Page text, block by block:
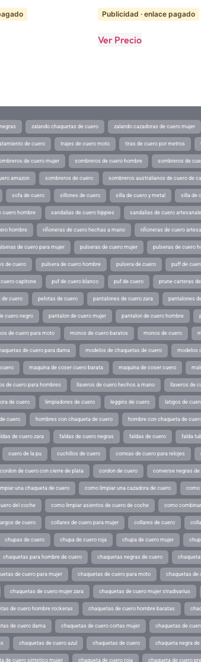
Publicidad · enlace pagado
Ver Precio
zalando chaquetas de cuero zalando cazadoras de cuero mujer
de cuero trajes de cuero moto tiras de cuero por metros
de cuero mujer sombreros de cuero hombre sombreros de
amazon sombreros de cuero sombreros australianos de cuero de
sofa de cuero sillones de cuero silla de cuero y metal silla de
cuero hombre sandalias de cuero hippies sandalias de cuero
hombre riñoneras de cuero hechas a mano riñoneras de cuero
de cuero para mujer pulseras de cuero mujer pulseras de cuero
de cuero pulsera de cuero hombre pulsera de cuero puff de
capitone puf de cuero blanco puf de cuero prune carteras
de cuero pelotas de cuero pantalones de cuero zara pantalones
cuero negro pantalon de cuero mujer pantalon de cuero hombre
de cuero para moto monos de cuero baratos monos de cuero
de cuero para dama modelos de chaquetas de cuero modelos
maquina de coser cuero barata maquina de coser cuero
de cuero para hombres llaveros de cuero hechos a mano llaveros de
de cuero limpiadores de cuero leggins de cuero latigos de
cuero hombres con chaqueta de cuero hombre con chaqueta de
de cuero zara faldas de cuero negras faldas de cuero falda
cuero de la pu cuchillos de cuero correas de cuero para relojes
cordon de cuero con cierre de plata cordon de cuero converse negras de
una chaqueta de cuero como limpiar una cazadora de cuero como
del coche como limpiar asientos de cuero de coche como
de cuero collares de cuero para mujer collares de cuero
chupas de cuero chupa de cuero roja chupa de cuero mujer
chaquetas para hombre de cuero chaquetas negras de cuero
de cuero para mujer chaquetas de cuero para moto chaquetas de
chaquetas de cuero mujer zara chaquetas de cuero mujer stradivarius
de cuero hombre rockeras chaquetas de cuero hombre baratas
de cuero dama chaquetas de cuero cortas mujer chaquetas de
chaquetas de cuero azul chaquetas de cuero chaqueta negra
de cuero sintetico mujer chaqueta de cuero roja chaqueta de cuero